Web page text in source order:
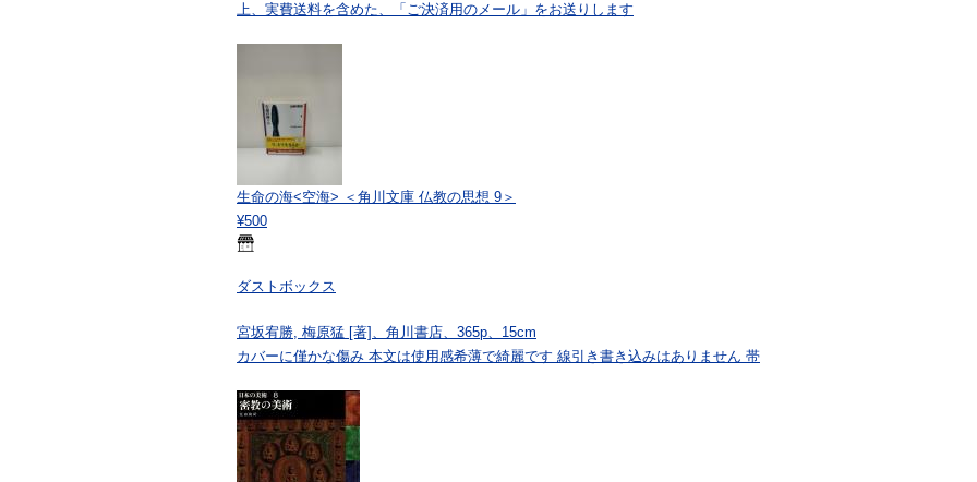
上、実費送料を含めた、「ご決済用のメール」をお送りします
生命の海<空海> ＜角川文庫 仏教の思想 9＞
¥500
ダストボックス
宮坂宥勝, 梅原猛 [著]、角川書店、365p、15cm
カバーに僅かな傷み 本文は使用感希薄で綺麗です 線引き書き込みはありません 帯